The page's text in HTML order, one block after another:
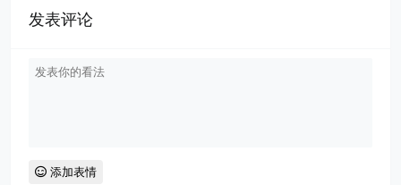
发表评论
添加表情